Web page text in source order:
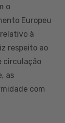
o
Europeu
à
respeito ao
circulação
as
com